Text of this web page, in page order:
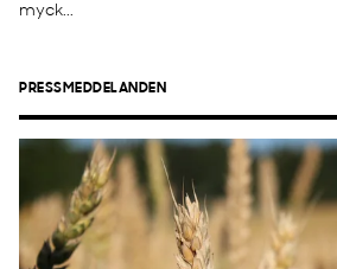
myck...
PRESSMEDDELANDEN